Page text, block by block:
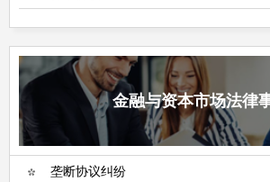
金融与资本市场法律
垄断协议纠纷